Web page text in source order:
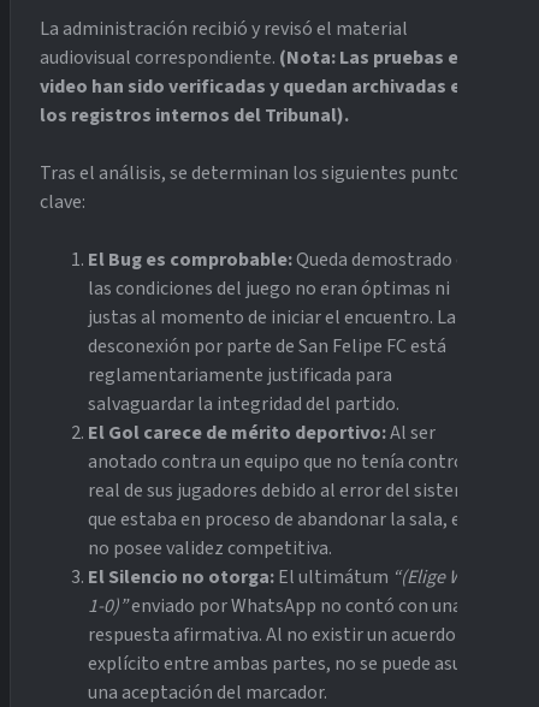
La administración recibió y revisó el material
audiovisual correspondiente. (Nota: Las pruebas en
video han sido verificadas y quedan archivadas en
los registros internos del Tribunal).
Tras el análisis, se determinan los siguientes puntos
clave:
El Bug es comprobable:Queda demostrado que
las condiciones del juego no eran óptimas ni
justas al momento de iniciar el encuentro. La
desconexión por parte de San Felipe FC está
reglamentariamente justificada para
salvaguardar la integridad del partido.
El Gol carece de mérito deportivo:Al ser
anotado contra un equipo que no tenía control
real de sus jugadores debido al error del sistema y
que estaba en proceso de abandonar la sala, el gol
no posee validez competitiva.
El Silencio no otorga:El ultimátum “(Elige WO o
1-0)”enviado por WhatsApp no contó con una
respuesta afirmativa. Al no existir un acuerdo
explícito entre ambas partes, no se puede asumir
una aceptación del marcador.